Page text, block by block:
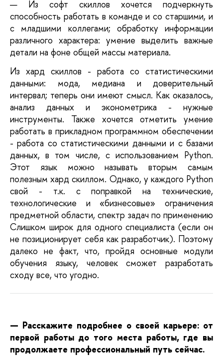
— Из софт скиллов хочется подчеркнуть
способность работать в команде и со старшими, и
с младшими коллегами; обработку информации
различного характера: умение выделить важные
детали на фоне общей массы материала.
Из хард скиллов - работа со статистическими
данными: мода, медиана и доверительный
интервал; теперь они имеют смысл. Как оказалось,
анализ данных и эконометрика - нужные
инструменты. Также хочется отметить умение
работать в прикладном программном обеспечении
- работа со статистическими данными и с базами
данных, в том числе, с использованием Python.
Этот язык можно называть вторым самым
полезным хард скиллом. Однако, у каждого Python
свой - т.к. с поправкой на технические,
технологические и «бизнесовые» ограничения
предметной области, спектр задач по применению
Слишком широк для одного специалиста (если он
не позиционирует себя как разработчик). Поэтому
далеко не факт, что, пройдя основные модули
обучения языку, человек сможет разработать
сходу все, что угодно.
— Расскажите подробнее о своей карьере: от
первой работы до того места работы, где вы
продолжаете профессиональный путь сейчас.